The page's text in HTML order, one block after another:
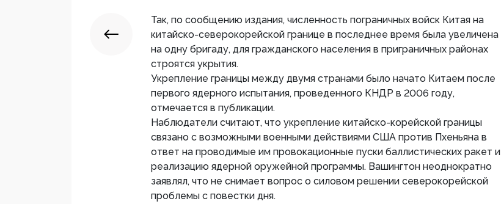
Так, по сообщению издания, численность пограничных войск Китая на
китайско-северокорейской границе в последнее время была увеличена
на одну бригаду, для гражданского населения в приграничных районах
строятся укрытия.
Укрепление границы между двумя странами было начато Китаем после
первого ядерного испытания, проведенного КНДР в 2006 году,
отмечается в публикации.
Наблюдатели считают, что укрепление китайско-корейской границы
связано с возможными военными действиями США против Пхеньяна в
ответ на проводимые им провокационные пуски баллистических ракет и
реализацию ядерной оружейной программы. Вашингтон неоднократно
заявлял, что не снимает вопрос о силовом решении северокорейской
проблемы с повестки дня.